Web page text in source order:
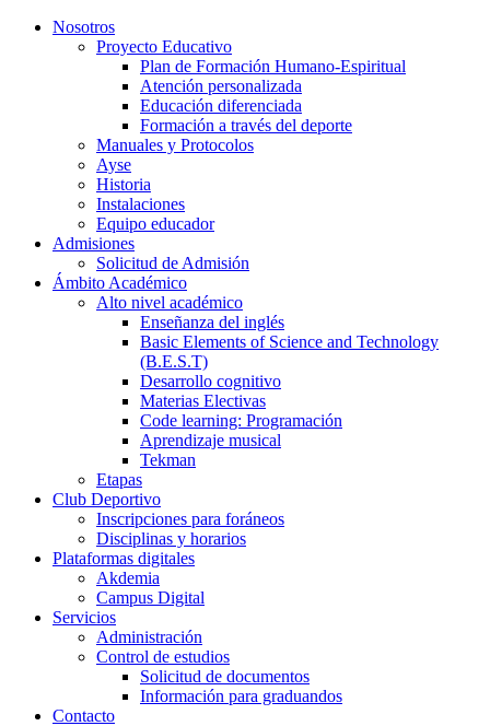
Nosotros
Proyecto Educativo
Plan de Formación Humano-Espiritual
Atención personalizada
Educación diferenciada
Formación a través del deporte
Manuales y Protocolos
Ayse
Historia
Instalaciones
Equipo educador
Admisiones
Solicitud de Admisión
Ámbito Académico
Alto nivel académico
Enseñanza del inglés
Basic Elements of Science and Technology
(B.E.S.T)
Desarrollo cognitivo
Materias Electivas
Code learning: Programación
Aprendizaje musical
Tekman
Etapas
Club Deportivo
Inscripciones para foráneos
Disciplinas y horarios
Plataformas digitales
Akdemia
Campus Digital
Servicios
Administración
Control de estudios
Solicitud de documentos
Información para graduandos
Contacto